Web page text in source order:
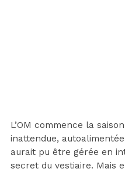
L’OM commence la
inattendue,
aurait pu être gérée en
secret du vestiaire. Mais